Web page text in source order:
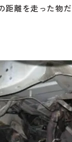
離を走った物だ